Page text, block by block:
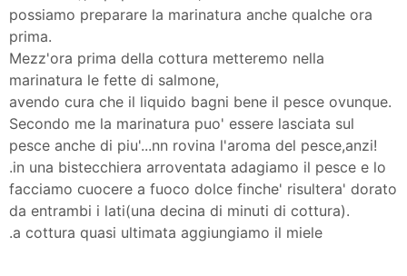
possiamo preparare la marinatura anche qualche ora
prima.
Mezz'ora prima della cottura metteremo nella
marinatura le fette di salmone,
avendo cura che il liquido bagni bene il pesce ovunque.
Secondo me la marinatura puo' essere lasciata sul
pesce anche di piu'...nn rovina l'aroma del pesce,anzi!
.in una bistecchiera arroventata adagiamo il pesce e lo
facciamo cuocere a fuoco dolce finche' risultera' dorato
da entrambi i lati(una decina di minuti di cottura).
.a cottura quasi ultimata aggiungiamo il miele